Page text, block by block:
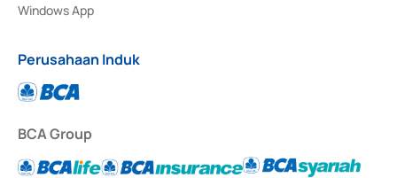
Windows App
Perusahaan Induk
BCA Group